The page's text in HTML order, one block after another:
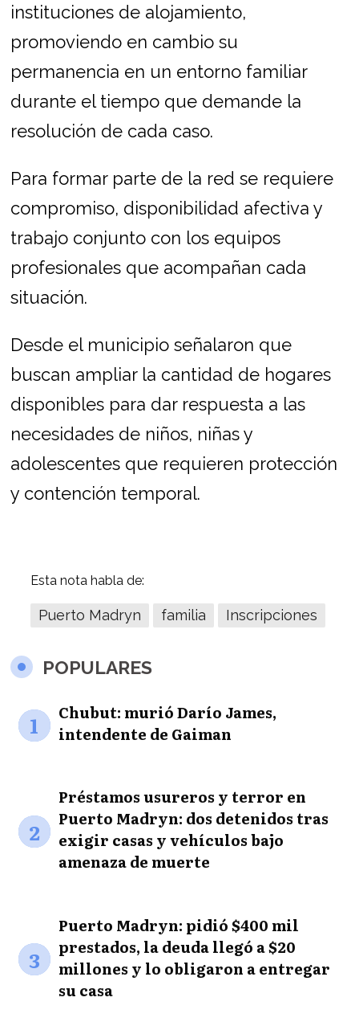
instituciones de alojamiento,
promoviendo en cambio su
permanencia en un entorno familiar
durante el tiempo que demande la
resolución de cada caso.
Para formar parte de la red se requiere
compromiso, disponibilidad afectiva y
trabajo conjunto con los equipos
profesionales que acompañan cada
situación.
Desde el municipio señalaron que
buscan ampliar la cantidad de hogares
disponibles para dar respuesta a las
necesidades de niños, niñas y
adolescentes que requieren protección
y contención temporal.
Esta nota habla de:
Puerto Madryn familia Inscripciones
POPULARES
1
Chubut: murió Darío James,
intendente de Gaiman
2
Préstamos usureros y terror en
Puerto Madryn: dos detenidos tras
exigir casas y vehículos bajo
amenaza de muerte
3
Puerto Madryn: pidió $400 mil
prestados, la deuda llegó a $20
millones y lo obligaron a entregar
su casa